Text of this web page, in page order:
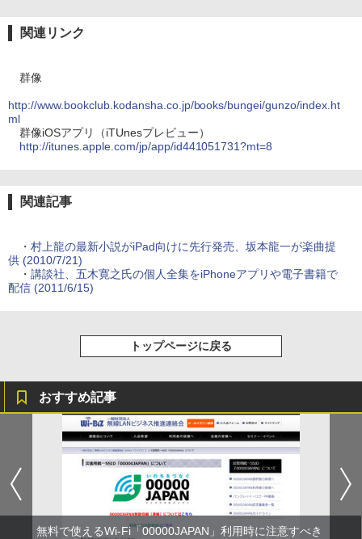
関連リンク
群像
http://www.bookclub.kodansha.co.jp/books/bungei/gunzo/index.ht
ml
群像iOSアプリ（iTUnesプレビュー）
http://itunes.apple.com/jp/app/id441051731?mt=8
関連記事
・ 村上龍の最新小説がiPad向けに先行発売、坂本龍一が楽曲提
供 (2010/7/21)
・ 講談社、五木寛之氏の個人全集をiPhoneアプリや電子書籍で
配信 (2011/6/15)
トップページに戻る
おすすめ記事
無料で使えるWi-Fi「00000JAPAN」利用時に注意すべき